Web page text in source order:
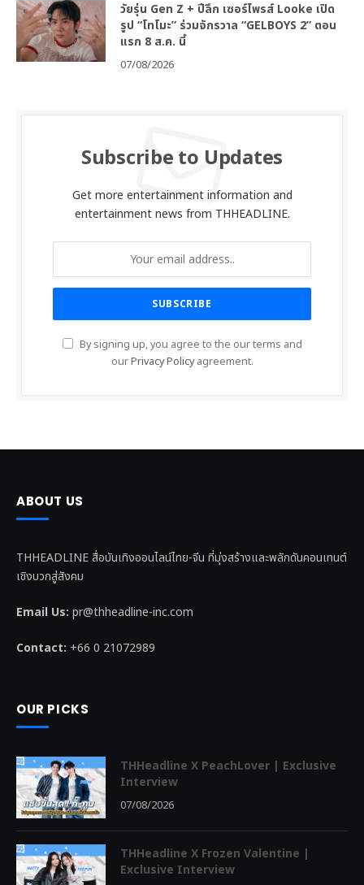
วัยรุ่น Gen Z + ปีลึก เซอร์ไพรส์ Looke เปิด
รูป “โทโมะ” ร่วมจักรวาล “GELBOYS 2” ตอน
แรก 8 ส.ค. นี้
07/08/2026
Subscribe to Updates
Get more entertainment information and
entertainment news from THHEADLINE.
By signing up, you agree to the our terms and
ourPrivacy Policyagreement.
ABOUT US
THHEADLINE สื่อบันเทิงออนไลน์ไทย-จีน ที่มุ่งสร้างและพลักดันคอนเทนต์
เชิงบวกสู่สังคม
Email Us: pr@thheadline-inc.com
Contact: +66 0 21072989
OUR PICKS
THHeadline X PeachLover | Exclusive
Interview
07/08/2026
THHeadline X Frozen Valentine |
Exclusive Interview